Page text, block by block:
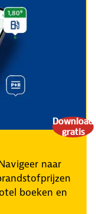
Download
gratis
naar
boeken en